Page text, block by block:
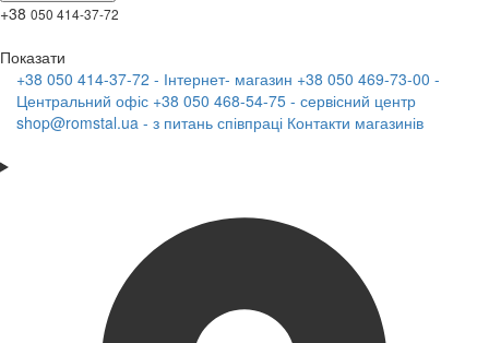
+38 050 414-37-72
Показати
+38 050 414-37-72 - Інтернет- магазин +38 050 469-73-00 -
Центральний офіс +38 050 468-54-75 - сервісний центр
shop@romstal.ua - з питань співпраці Контакти магазинів